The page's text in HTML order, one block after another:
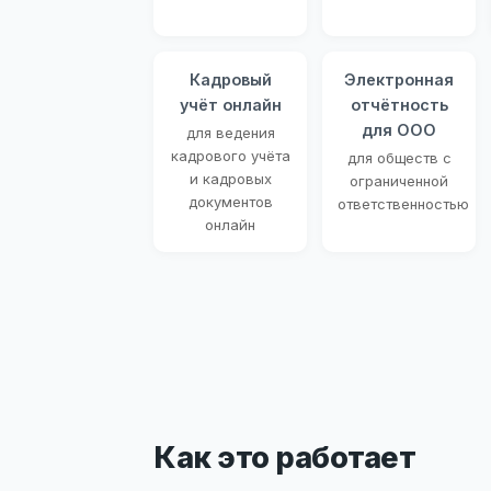
Кадровый
учёт онлайн
для ведения
кадрового учёта
и кадровых
документов
онлайн
Электронная
отчётность
для ООО
для обществ с
ограниченной
ответственностью
Как это работает